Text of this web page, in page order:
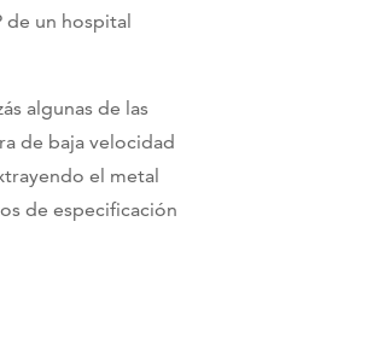
de un hospital
algunas de las
de baja velocidad
el metal
de especificación